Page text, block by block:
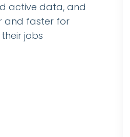
active data, and
and faster for
jobs